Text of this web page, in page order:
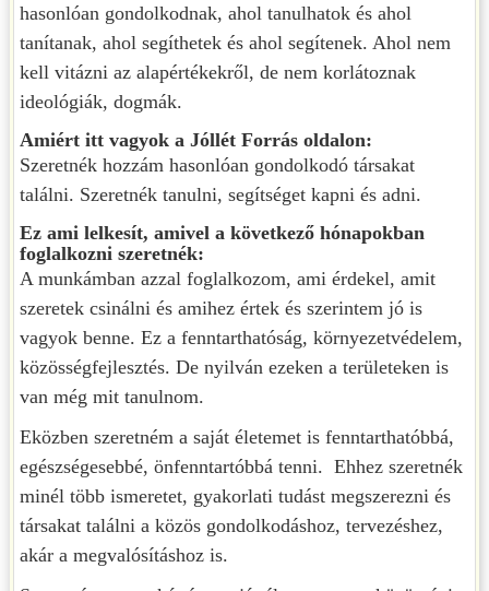
hasonlóan gondolkodnak, ahol tanulhatok és ahol
tanítanak, ahol segíthetek és ahol segítenek. Ahol nem
kell vitázni az alapértékekről, de nem korlátoznak
ideológiák, dogmák.
Amiért itt vagyok a Jóllét Forrás oldalon:
Szeretnék hozzám hasonlóan gondolkodó társakat
találni. Szeretnék tanulni, segítséget kapni és adni.
Ez ami lelkesít, amivel a következő hónapokban
foglalkozni szeretnék:
A munkámban azzal foglalkozom, ami érdekel, amit
szeretek csinálni és amihez értek és szerintem jó is
vagyok benne. Ez a fenntarthatóság, környezetvédelem,
közösségfejlesztés. De nyilván ezeken a területeken is
van még mit tanulnom.
Eközben szeretném a saját életemet is fenntarthatóbbá,
egészségesebbé, önfenntartóbbá tenni. Ehhez szeretnék
minél több ismeretet, gyakorlati tudást megszerezni és
társakat találni a közös gondolkodáshoz, tervezéshez,
akár a megvalósításhoz is.